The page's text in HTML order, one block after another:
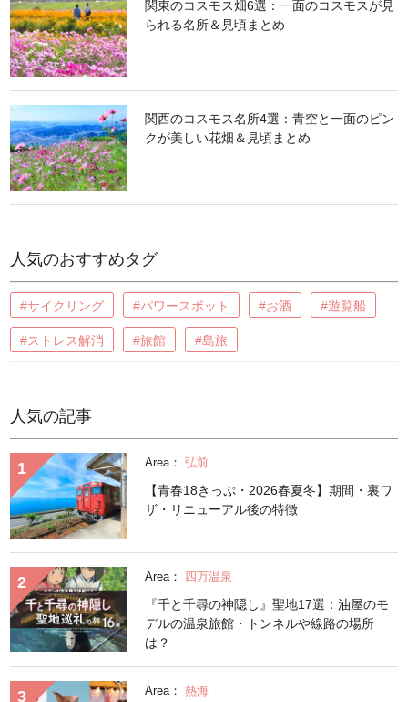
関東のコスモス畑6選：一面のコスモスが見
られる名所＆見頃まとめ
関西のコスモス名所4選：青空と一面のピン
クが美しい花畑＆見頃まとめ
人気のおすすめタグ
#サイクリング #パワースポット #お酒 #遊覧船
#ストレス解消 #旅館 #島旅
人気の記事
Area： 弘前
【青春18きっぷ・2026春夏冬】期間・裏ワ
ザ・リニューアル後の特徴
Area： 四万温泉
『千と千尋の神隠し』聖地17選：油屋のモ
デルの温泉旅館・トンネルや線路の場所
は？
Area： 熱海